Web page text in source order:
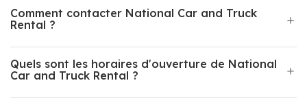
Comment contacter National Car and Truck
Rental ?
Quels sont les horaires d'ouverture de National
Car and Truck Rental ?